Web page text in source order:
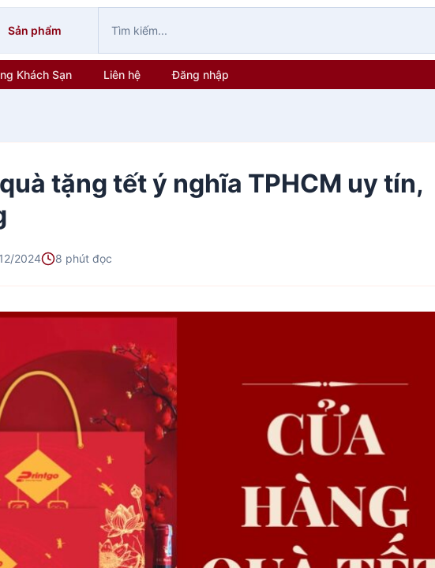
Sản phẩm
Khách Sạn Liên hệ Đăng nhập
tặng tết ý nghĩa TPHCM uy tín,
2024 8 phút đọc